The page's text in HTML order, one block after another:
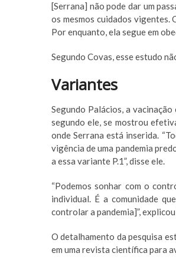
[Serrana] não pode dar um
os mesmos cuidados
Por enquanto, ela segue em
Segundo Covas, esse estudo
Variantes
Segundo Palácios, a
segundo ele, se mostrou
onde Serrana está inserida.
vigência de uma pandemia
a essa variante P.1”, disse ele.
“Podemos sonhar com o
individual. É a comunidade
controlar a pandemia]”,
O detalhamento da pesquisa
em uma revista científica para